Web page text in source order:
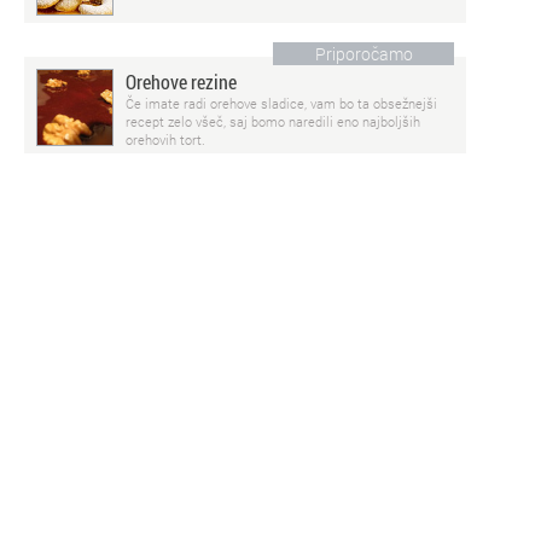
Priporočamo
Orehove rezine
Če imate radi orehove sladice, vam bo ta obsežnejši
recept zelo všeč, saj bomo naredili eno najboljših
orehovih tort.